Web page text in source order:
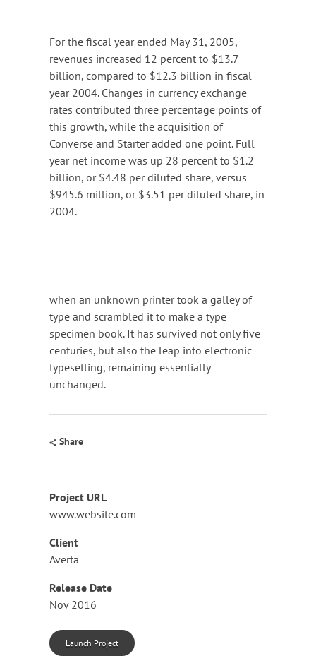
For the fiscal year ended May 31, 2005,
revenues increased 12 percent to $13.7
billion, compared to $12.3 billion in fiscal
year 2004. Changes in currency exchange
rates contributed three percentage points of
this growth, while the acquisition of
Converse and Starter added one point. Full
year net income was up 28 percent to $1.2
billion, or $4.48 per diluted share, versus
$945.6 million, or $3.51 per diluted share, in
2004.
when an unknown printer took a galley of
type and scrambled it to make a type
specimen book. It has survived not only five
centuries, but also the leap into electronic
typesetting, remaining essentially
unchanged.
Share
Project URL
www.website.com
Client
Averta
Release Date
Nov 2016
Launch Project